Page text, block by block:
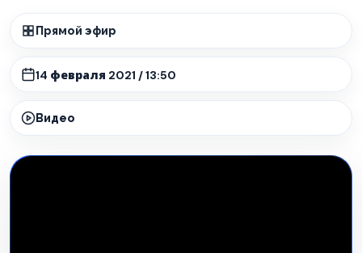
Прямой эфир
14 февраля 2021 / 13:50
Видео